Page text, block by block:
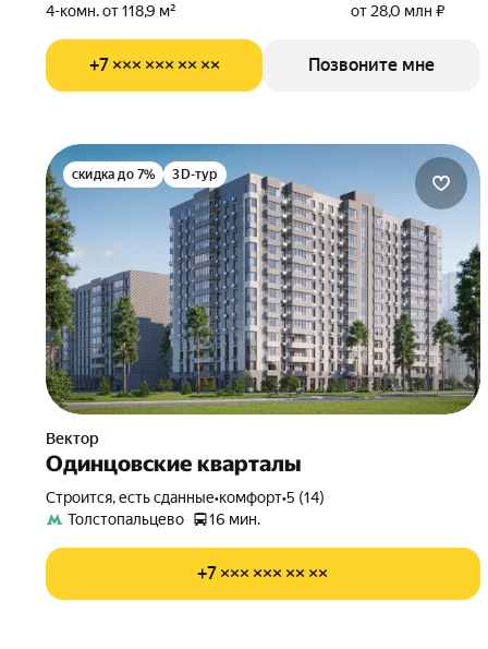
4-комн. от 118,9 м²
от 28,0 млн ₽
+7 ××× ××× ×× ×× Позвоните мне
скидка до 7% 3D-тур
Вектор
Одинцовские кварталы
Строится, есть сданные•комфорт•5 (14)
Толстопальцево
16 мин.
+7 ××× ××× ×× ××